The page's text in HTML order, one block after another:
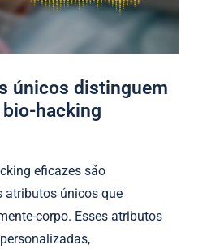
únicos distinguem
hacking
eficazes são
atributos únicos que
corpo. Esses atributos